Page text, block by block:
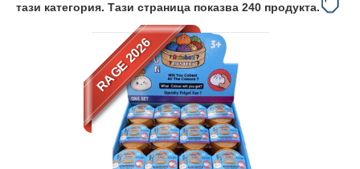
тази категория. Тази страница показва 240 продукта.
RAGE 2026